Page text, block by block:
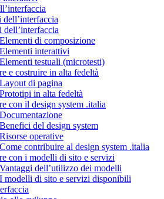
dell’interfaccia
di composizione
interattivi
testuali (microtesti)
e costruire in alta fedeltà
di pagina
in alta fedeltà
con il design system .italia
del design system
operative
contribuire al design system .italia
con i modelli di sito e servizi
dell’utilizzo dei modelli
modelli di sito e servizi disponibili